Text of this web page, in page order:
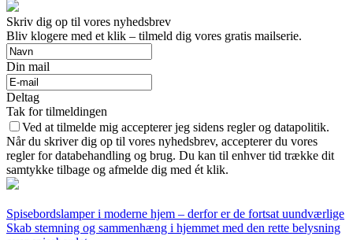
Skriv dig op til vores nyhedsbrev
Bliv klogere med et klik – tilmeld dig vores gratis mailserie.
Din mail
Deltag
Tak for tilmeldingen
Ved at tilmelde mig accepterer jeg sidens regler og datapolitik.
Når du skriver dig op til vores nyhedsbrev, accepterer du vores
regler for databehandling og brug. Du kan til enhver tid trække dit
samtykke tilbage og afmelde dig med ét klik.
Spisebordslamper i moderne hjem – derfor er de fortsat uundværlige
Skab stemning og sammenhæng i hjemmet med den rette belysning